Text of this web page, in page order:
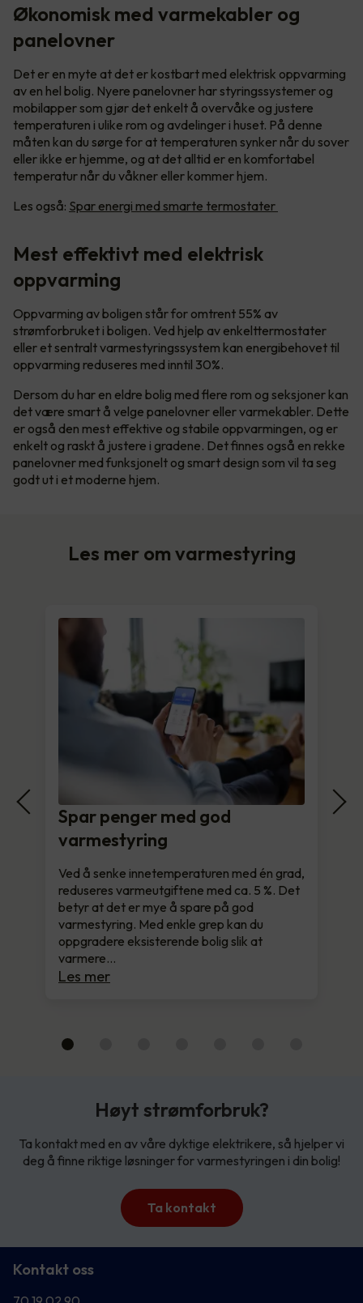
Økonomisk med varmekabler og
panelovner
Det er en myte at det er kostbart med elektrisk oppvarming
av en hel bolig. Nyere panelovner har styringssystemer og
mobilapper som gjør det enkelt å overvåke og justere
temperaturen i ulike rom og avdelinger i huset. På denne
måten kan du sørge for at temperaturen synker når du sover
eller ikke er hjemme, og at det alltid er en komfortabel
temperatur når du våkner eller kommer hjem.
Les også: Spar energi med smarte termostater
Mest effektivt med elektrisk
oppvarming
Oppvarming av boligen står for omtrent 55% av
strømforbruket i boligen. Ved hjelp av enkelttermostater
eller et sentralt varmestyringssystem kan energibehovet til
oppvarming reduseres med inntil 30%.
Dersom du har en eldre bolig med flere rom og seksjoner kan
det være smart å velge panelovner eller varmekabler. Dette
er også den mest effektive og stabile oppvarmingen, og er
enkelt og raskt å justere i gradene. Det finnes også en rekke
panelovner med funksjonelt og smart design som vil ta seg
godt ut i et moderne hjem.
Les mer om varmestyring
Spar penger med god
varmestyring
Ved å senke innetemperaturen med én grad,
reduseres varmeutgiftene med ca. 5 %. Det
betyr at det er mye å spare på god
varmestyring. Med enkle grep kan du
oppgradere eksisterende bolig slik at
varmere…
Les mer
Høyt strømforbruk?
Ta kontakt med en av våre dyktige elektrikere, så hjelper vi
deg å finne riktige løsninger for varmestyringen i din bolig!
Ta kontakt
Kontakt oss